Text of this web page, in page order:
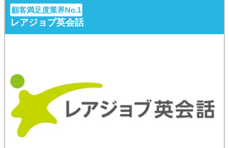
顧客満足度業界No.1
レアジョブ英会話